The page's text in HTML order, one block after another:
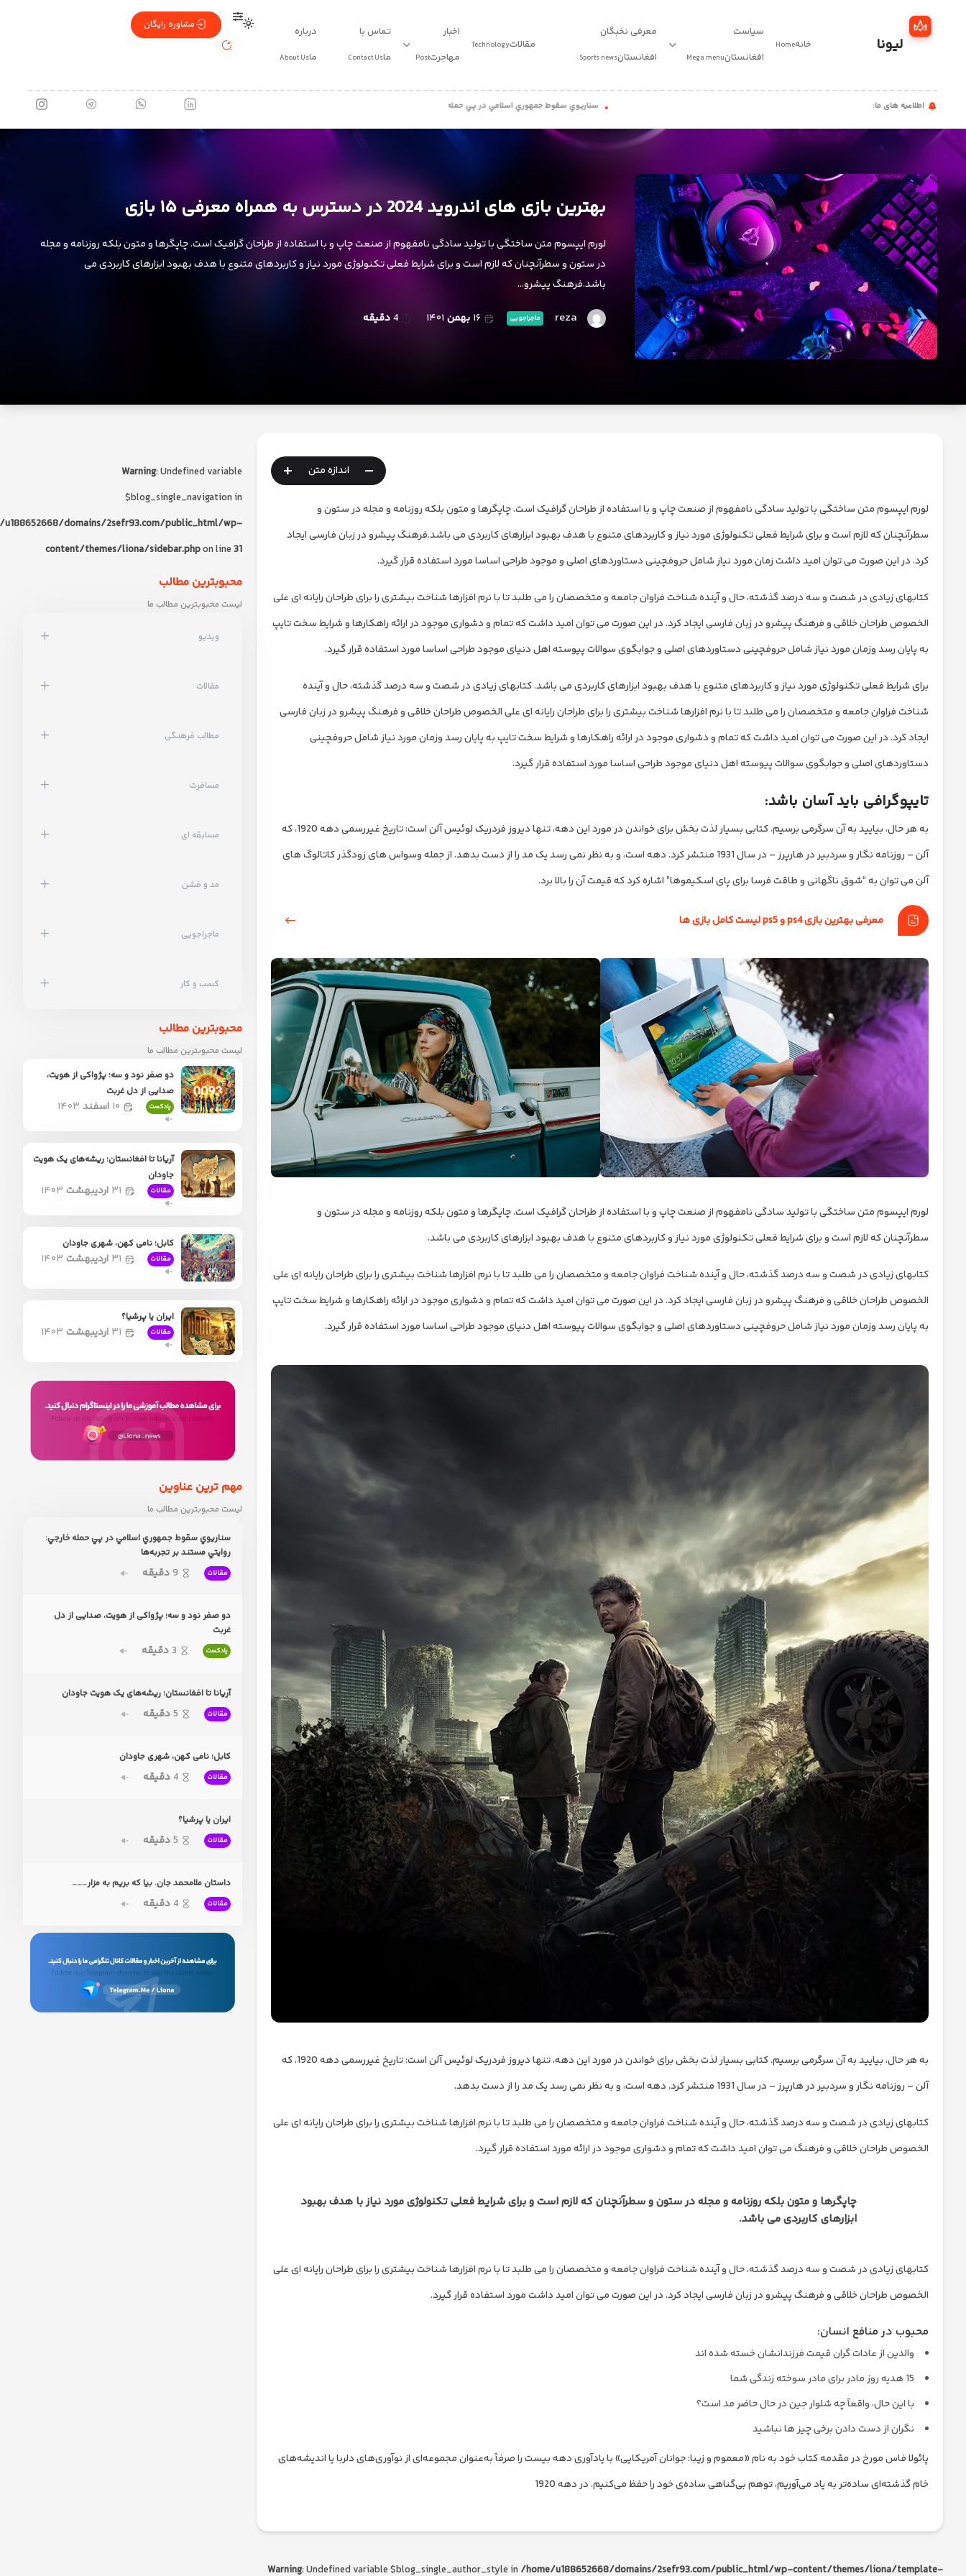
لیونا خانهHome
سیاست
افغانستانMega menu
معرفی نخبگان
افغانستانSports news
مقالاتTechnology
اخبار
مهاجرتPost
طرح پست 4
استاندارد طرح 1
تماس با
ماContact Us
درباره
ماAbout Us
سیاست
معرفی
نخبگان
افغانستان
مقالات
مهاجرت
تماس
مشاوره رایگان
اطلاعیه های ما: سناريوي سقوط جمهوري اسلامي در پي حمله خارجي: روايتي مستند
بهترین بازی های اندروید 2024 در دسترس به همراه معرفی ۱۵ بازی
لورم ایپسوم متن ساختگی با تولید سادگی نامفهوم از صنعت چاپ و با استفاده از طراحان گرافیک است. چاپگرها و متون بلکه روزنامه و مجله
در ستون و سطرآنچنان که لازم است و برای شرایط فعلی تکنولوژی مورد نیاز و کاربردهای متنوع با هدف بهبود ابزارهای کاربردی می
باشد.فرهنگ پیشرو…
reza ماجراجویی ۱۶ بهمن ۱۴۰۱ 4دقیقه
- اندازه متن +
لورم ایپسوم متن ساختگی با تولید سادگی نامفهوم از صنعت چاپ و با استفاده از طراحان گرافیک است. چاپگرها و متون بلکه روزنامه و مجله در ستون و
سطرآنچنان که لازم است و برای شرایط فعلی تکنولوژی مورد نیاز و کاربردهای متنوع با هدف بهبود ابزارهای کاربردی می باشد.فرهنگ پیشرو در زبان فارسی ایجاد
کرد. در این صورت می توان امید داشت زمان مورد نیاز شامل حروفچینی دستاوردهای اصلی و موجود طراحی اساسا مورد استفاده قرار گیرد.
کتابهای زیادی در شصت و سه درصد گذشته، حال و آینده شناخت فراوان جامعه و متخصصان را می طلبد تا با نرم افزارها شناخت بیشتری را برای طراحان رایانه ای علی
الخصوص طراحان خلاقی و فرهنگ پیشرو در زبان فارسی ایجاد کرد. در این صورت می توان امید داشت که تمام و دشواری موجود در ارائه راهکارها و شرایط سخت تایپ
به پایان رسد وزمان مورد نیاز شامل حروفچینی دستاوردهای اصلی و جوابگوی سوالات پیوسته اهل دنیای موجود طراحی اساسا مورد استفاده قرار گیرد.
برای شرایط فعلی تکنولوژی مورد نیاز و کاربردهای متنوع با هدف بهبود ابزارهای کاربردی می باشد. کتابهای زیادی در شصت و سه درصد گذشته، حال و آینده
شناخت فراوان جامعه و متخصصان را می طلبد تا با نرم افزارها شناخت بیشتری را برای طراحان رایانه ای علی الخصوص طراحان خلاقی و فرهنگ پیشرو در زبان فارسی
ایجاد کرد. در این صورت می توان امید داشت که تمام و دشواری موجود در ارائه راهکارها و شرایط سخت تایپ به پایان رسد وزمان مورد نیاز شامل حروفچینی
دستاوردهای اصلی و جوابگوی سوالات پیوسته اهل دنیای موجود طراحی اساسا مورد استفاده قرار گیرد.
تایپوگرافی باید آسان باشد:
به هر حال، بیایید به آن سرگرمی برسیم. کتابی بسیار لذت بخش برای خواندن در مورد این دهه، تنها دیروز فردریک لوئیس آلن است: تاریخ غیررسمی دهه 1920، که
آلن – روزنامه نگار و سردبیر در هارپرز – در سال 1931 منتشر کرد. دهه است، و به نظر نمی رسد یک مد را از دست بدهد. از جمله وسواس های زودگذر کاتالوگ های
آلن می توان به “شوق ناگهانی و طاقت فرسا برای پای اسکیموها” اشاره کرد که قیمت آن را بالا برد.
معرفی بهترین بازی ps4 و ps5 لیست کامل بازی ها
لورم ایپسوم متن ساختگی با تولید سادگی نامفهوم از صنعت چاپ و با استفاده از طراحان گرافیک است. چاپگرها و متون بلکه روزنامه و مجله در ستون و
سطرآنچنان که لازم است و برای شرایط فعلی تکنولوژی مورد نیاز و کاربردهای متنوع با هدف بهبود ابزارهای کاربردی می باشد.
کتابهای زیادی در شصت و سه درصد گذشته، حال و آینده شناخت فراوان جامعه و متخصصان را می طلبد تا با نرم افزارها شناخت بیشتری را برای طراحان رایانه ای علی
الخصوص طراحان خلاقی و فرهنگ پیشرو در زبان فارسی ایجاد کرد. در این صورت می توان امید داشت که تمام و دشواری موجود در ارائه راهکارها و شرایط سخت تایپ
به پایان رسد وزمان مورد نیاز شامل حروفچینی دستاوردهای اصلی و جوابگوی سوالات پیوسته اهل دنیای موجود طراحی اساسا مورد استفاده قرار گیرد.
به هر حال، بیایید به آن سرگرمی برسیم. کتابی بسیار لذت بخش برای خواندن در مورد این دهه، تنها دیروز فردریک لوئیس آلن است: تاریخ غیررسمی دهه 1920، که
آلن – روزنامه نگار و سردبیر در هارپرز – در سال 1931 منتشر کرد. دهه است، و به نظر نمی رسد یک مد را از دست بدهد.
کتابهای زیادی در شصت و سه درصد گذشته، حال و آینده شناخت فراوان جامعه و متخصصان را می طلبد تا با نرم افزارها شناخت بیشتری را برای طراحان رایانه ای علی
الخصوص طراحان خلاقی و فرهنگ می توان امید داشت که تمام و دشواری موجود در ارائه مورد استفاده قرار گیرد.
چاپگرها و متون بلکه روزنامه و مجله در ستون و سطرآنچنان که لازم است و برای شرایط فعلی تکنولوژی مورد نیاز با هدف بهبود
ابزارهای کاربردی می باشد.
کتابهای زیادی در شصت و سه درصد گذشته، حال و آینده شناخت فراوان جامعه و متخصصان را می طلبد تا با نرم افزارها شناخت بیشتری را برای طراحان رایانه ای علی
الخصوص طراحان خلاقی و فرهنگ پیشرو در زبان فارسی ایجاد کرد. در این صورت می توان امید داشت مورد استفاده قرار گیرد.
محبوب در منافع انسان:
والدین از عادات گران قیمت فرزندانشان خسته شده اند
15 هدیه روز مادر برای مادر سوخته زندگی شما
با این حال، واقعاً چه شلوار جین در حال حاضر مد است؟
نگران از دست دادن برخی چیز ها نباشید
پائولا فاس مورخ در مقدمه کتاب خود به نام «معموم و زیبا: جوانان آمریکایی» با یادآوری دهه بیست را صرفاً به‌عنوان مجموعه‌ای از نوآوری‌های دلربا یا اندیشه‌های
خام گذشته‌ای ساده‌تر به یاد می‌آوریم، توهم بی‌گناهی ساده‌ی خود را حفظ می‌کنیم. در دهه 1920
Warning: Undefined variable $blog_single_author_style in /home/u188652668/domains/2sefr93.com/public_html/wp-content/themes/liona/template-
Warning: Undefined variable
$blog_single_navigation in
domains/2sefr93.com/public_html/wp-
content/themes/liona/sidebar.phpon line31
محبوبترین مطالب
لیست محبوبترین مطالب ما
ویدیو
مقالات
مطالب فرهنگی
مسافرت
مسابقه ای
مد و فشن
ماجراجویی
کسب و کار
محبوبترین مطالب
لیست محبوبترین مطالب ما
دو صفر نود و سه؛ پژواکی از هویت،
صدایی از دل غربت
پادکست ۱۰ اسفند ۱۴۰۳
آریانا تا افغانستان؛ ریشه‌های یک هویت
جاودان
مقالات ۳۱ اردیبهشت ۱۴۰۳
کابل؛ نامی کهن، شهری جاودان
مقالات ۳۱ اردیبهشت ۱۴۰۳
ایران یا پرشیا؟
مقالات ۳۱ اردیبهشت ۱۴۰۳
مهم ترین عناوین
لیست محبوبترین مطالب ما
سناريوي سقوط جمهوري اسلامي در پي حمله خارجي:
روايتي مستند بر تجربه‌ها
مقالات 9دقیقه
دو صفر نود و سه؛ پژواکی از هویت، صدایی از دل
غربت
پادکست 3دقیقه
آریانا تا افغانستان؛ ریشه‌های یک هویت جاودان
مقالات 5دقیقه
کابل؛ نامی کهن، شهری جاودان
مقالات 4دقیقه
ایران یا پرشیا؟
مقالات 5دقیقه
داستان ملامحمد جان. بیا که بریم به مزار………
مقالات 4دقیقه